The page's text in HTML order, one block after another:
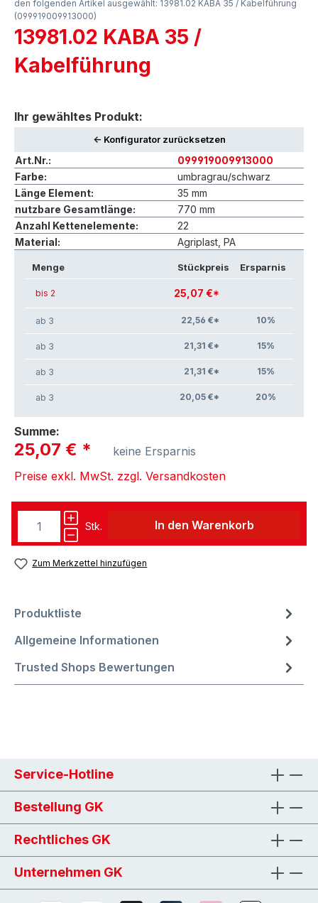
den folgenden Artikel ausgewählt: 13981.02 KABA 35 / Kabelführung
(099919009913000)
13981.02 KABA 35 /
Kabelführung
Ihr gewähltes Produkt:
<- Konfigurator zurücksetzen
Art.Nr.:
099919009913000
Farbe:
umbragrau/schwarz
Länge Element:
35 mm
nutzbare Gesamtlänge:
770 mm
Anzahl Kettenelemente:
22
Material:
Agriplast, PA
Menge Stückpreis Ersparnis
bis 2 25,07 €*
ab 3 22,56 €* 10%
ab 3 21,31 €* 15%
ab 3 21,31 €* 15%
ab 3 20,05 €* 20%
Summe:
25,07 € *
keine Ersparnis
Preise exkl. MwSt. zzgl. Versandkosten
Stk. In den Warenkorb
Zum Merkzettel hinzufügen
Produktliste
Allgemeine Informationen
Trusted Shops Bewertungen
Service-Hotline
Bestellung GK
Rechtliches GK
Unternehmen GK